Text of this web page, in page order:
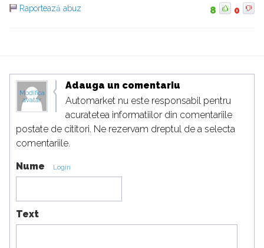
Raportează abuz 8 0
Modifica
avatar
Adauga un comentariu
Automarket nu este responsabil pentru
acuratetea informatiilor din comentariile
postate de cititori. Ne rezervam dreptul de a selecta
comentariile.
Nume Login
Text